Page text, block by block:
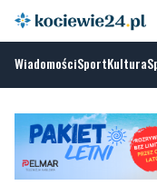
WiadomościSportKultura
Wyraźna